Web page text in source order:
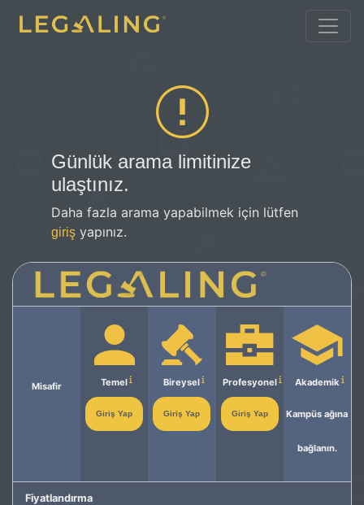
Günlük arama limitinize
ulaştınız.
Daha fazla arama yapabilmek için lütfen
giriş yapınız.
Misafir Temel
Giriş Yap
Bireysel
Giriş Yap
Profesyonel
Giriş Yap
Akademik
Kampüs ağına
bağlanın.
Fiyatlandırma